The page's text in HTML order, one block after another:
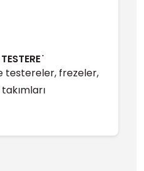
testereler, frezeler,